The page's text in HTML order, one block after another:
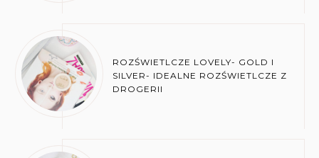
ROZŚWIETLCZE LOVELY- GOLD I
SILVER- IDEALNE ROZŚWIETLCZE Z
DROGERII